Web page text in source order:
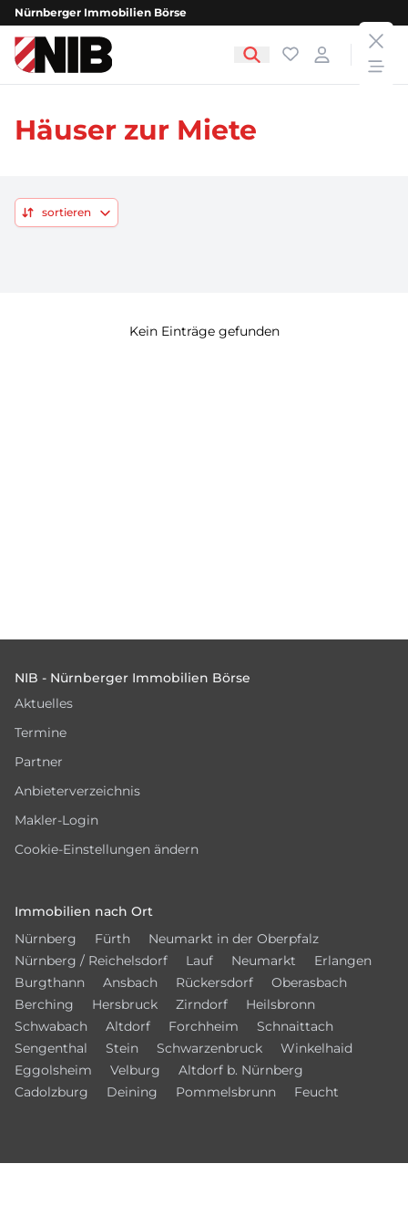
Nürnberger Immobilien Börse
NIB - Nürnberger Immobilien Börse Favoriten
Login
Häuser zur Miete
sortieren
Kein Einträge gefunden
NIB - Nürnberger Immobilien Börse
Aktuelles
Termine
Partner
Anbieterverzeichnis
Makler-Login
Cookie-Einstellungen ändern
Immobilien nach Ort
Nürnberg
Fürth
Neumarkt in der Oberpfalz
Nürnberg / Reichelsdorf
Lauf Neumarkt
Erlangen
Burgthann
Ansbach Rückersdorf
Oberasbach
Berching
Hersbruck Zirndorf
Heilsbronn
Schwabach
Altdorf Forchheim
Schnaittach
Sengenthal
Stein Schwarzenbruck
Winkelhaid
Eggolsheim
Velburg
Altdorf b. Nürnberg
Cadolzburg
Deining Pommelsbrunn Feucht